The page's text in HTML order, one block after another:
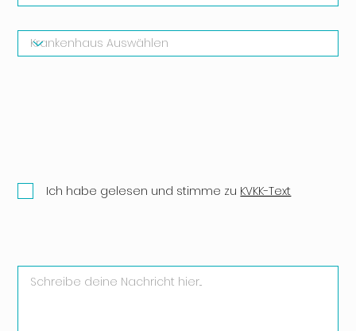
Ich habe gelesen und stimme zu KVKK-Text